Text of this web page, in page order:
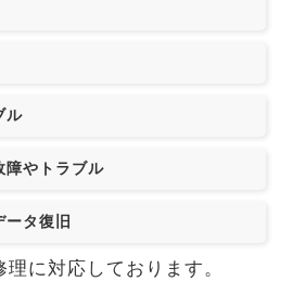
ル
障やトラブル
ータ復旧
に対応しております。